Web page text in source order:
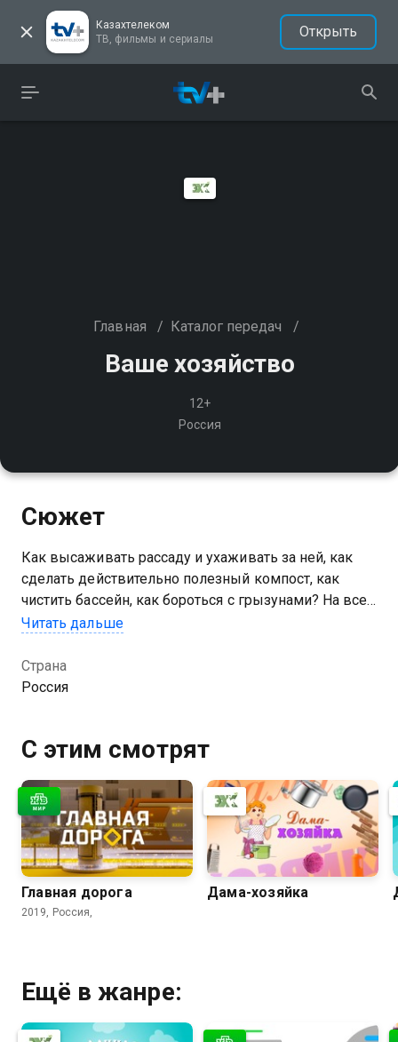
Казахтелеком
ТВ, фильмы и сериалы
Открыть
Главная / Каталог передач /
Ваше хозяйство
12+
Россия
Сюжет
Как высаживать рассаду и ухаживать за ней, как
сделать действительно полезный компост, как
чистить бассейн, как бороться с грызунами? На все
эти вопросы ответит биолог Сергей Новиков
Читать дальше
Страна
Россия
С этим смотрят
Главная дорога
2019, Россия,
Дама-хозяйка
Ещё в жанре: